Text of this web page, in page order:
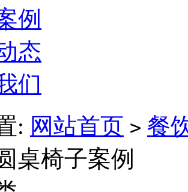
例
态
们
: 网站首页 > 餐
桌椅子案例